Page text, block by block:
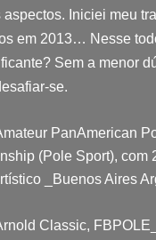
aspectos. Iniciei meu
em 2013… Nesse
Sem a menor
se.
PanAmerican
(Pole Sport), com
_Buenos Aires
Classic,